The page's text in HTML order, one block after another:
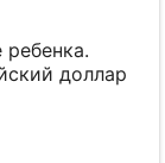
доллар